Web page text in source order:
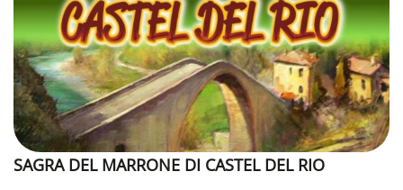
SAGRA DEL MARRONE DI CASTEL DEL RIO